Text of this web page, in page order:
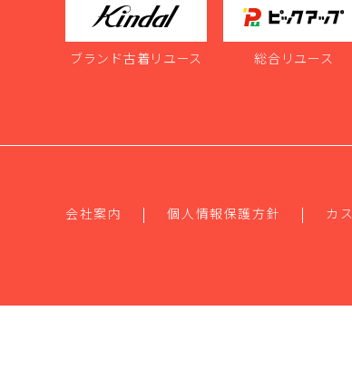
ブランド古着リユース 総合リユース
会社案内 個人情報保護方針 カ